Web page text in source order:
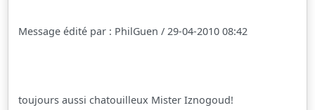
Message édité par : PhilGuen / 29-04-2010 08:42
toujours aussi chatouilleux Mister Iznogoud!